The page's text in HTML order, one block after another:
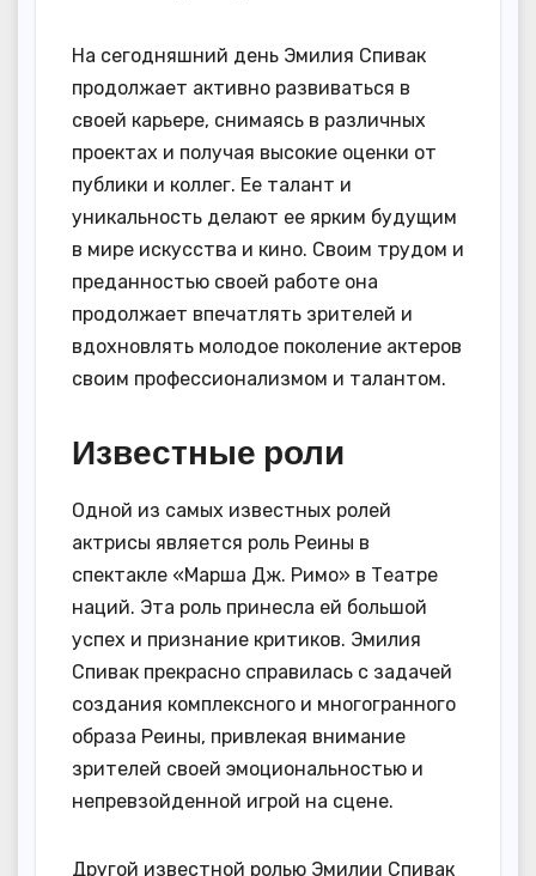
На сегодняшний день Эмилия Спивак
продолжает активно развиваться в
своей карьере, снимаясь в различных
проектах и получая высокие оценки от
публики и коллег. Ее талант и
уникальность делают ее ярким будущим
в мире искусства и кино. Своим трудом и
преданностью своей работе она
продолжает впечатлять зрителей и
вдохновлять молодое поколение актеров
своим профессионализмом и талантом.
Известные роли
Одной из самых известных ролей
актрисы является роль Реины в
спектакле «Марша Дж. Римо» в Театре
наций. Эта роль принесла ей большой
успех и признание критиков. Эмилия
Спивак прекрасно справилась с задачей
создания комплексного и многогранного
образа Реины, привлекая внимание
зрителей своей эмоциональностью и
непревзойденной игрой на сцене.
Другой известной ролью Эмилии Спивак